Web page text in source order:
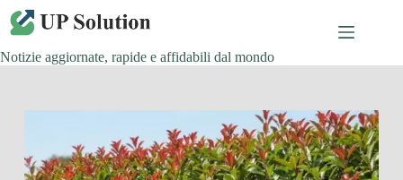
Salta
contenuto
Notizie aggiornate, rapide e affidabili dal mondo